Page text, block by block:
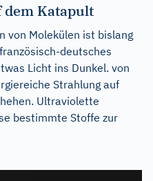
Katapult
von Molekülen ist bislang
deutsches
Licht ins Dunkel. von
Strahlung auf
Ultraviolette
bestimmte Stoffe zur